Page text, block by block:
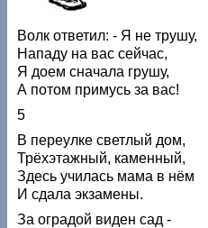
Волк ответил: - Я не трушу,
Нападу на вас сейчас,
Я доем сначала грушу,
А потом примусь за вас!
5
В переулке светлый дом,
Трёхэтажный, каменный,
Здесь училась мама в нём
И сдала экзамены.
За оградой виден сад -